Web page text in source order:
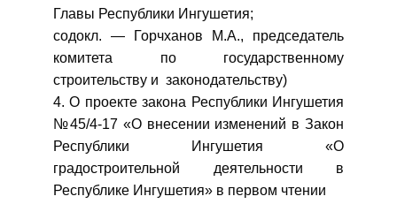
Главы Республики Ингушетия;
содокл. — Горчханов М.А., председатель
комитета по государственному
строительству и законодательству)
4. О проекте закона Республики Ингушетия
№45/4-17 «О внесении изменений в Закон
Республики Ингушетия «О
градостроительной деятельности в
Республике Ингушетия» в первом чтении